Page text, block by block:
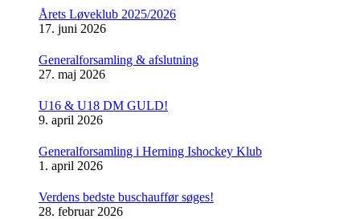
Årets Løveklub 2025/2026
17. juni 2026
Generalforsamling & afslutning
27. maj 2026
U16 & U18 DM GULD!
9. april 2026
Generalforsamling i Herning Ishockey Klub
1. april 2026
Verdens bedste buschauffør søges!
28. februar 2026